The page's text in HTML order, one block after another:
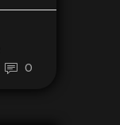
0